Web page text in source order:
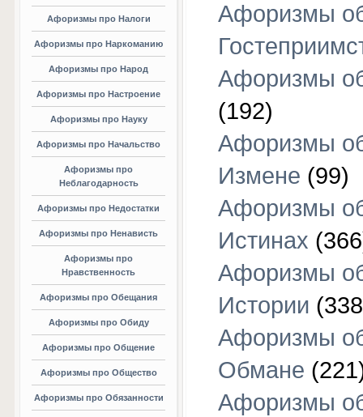
Афоризмы про Налоги
Афоризмы про Наркоманию
Афоризмы про Народ
Афоризмы про Настроение
Афоризмы про Науку
Афоризмы про Начальство
Афоризмы про
Неблагодарность
Афоризмы про Недостатки
Афоризмы про Ненависть
Афоризмы про
Нравственность
Афоризмы про Обещания
Афоризмы про Обиду
Афоризмы про Общение
Афоризмы про Общество
Афоризмы про Обязанности
Афоризмы
Афоризмы
(192)
Афоризмы
Измене (99)
Афоризмы
Истинах
Афоризмы
Истории
Афоризмы
Обмане
Афоризмы